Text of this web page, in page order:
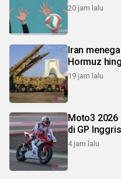
20 jam lalu
Iran
Hormuz
19 jam lalu
Moto3
di GP Inggris
4 jam lalu